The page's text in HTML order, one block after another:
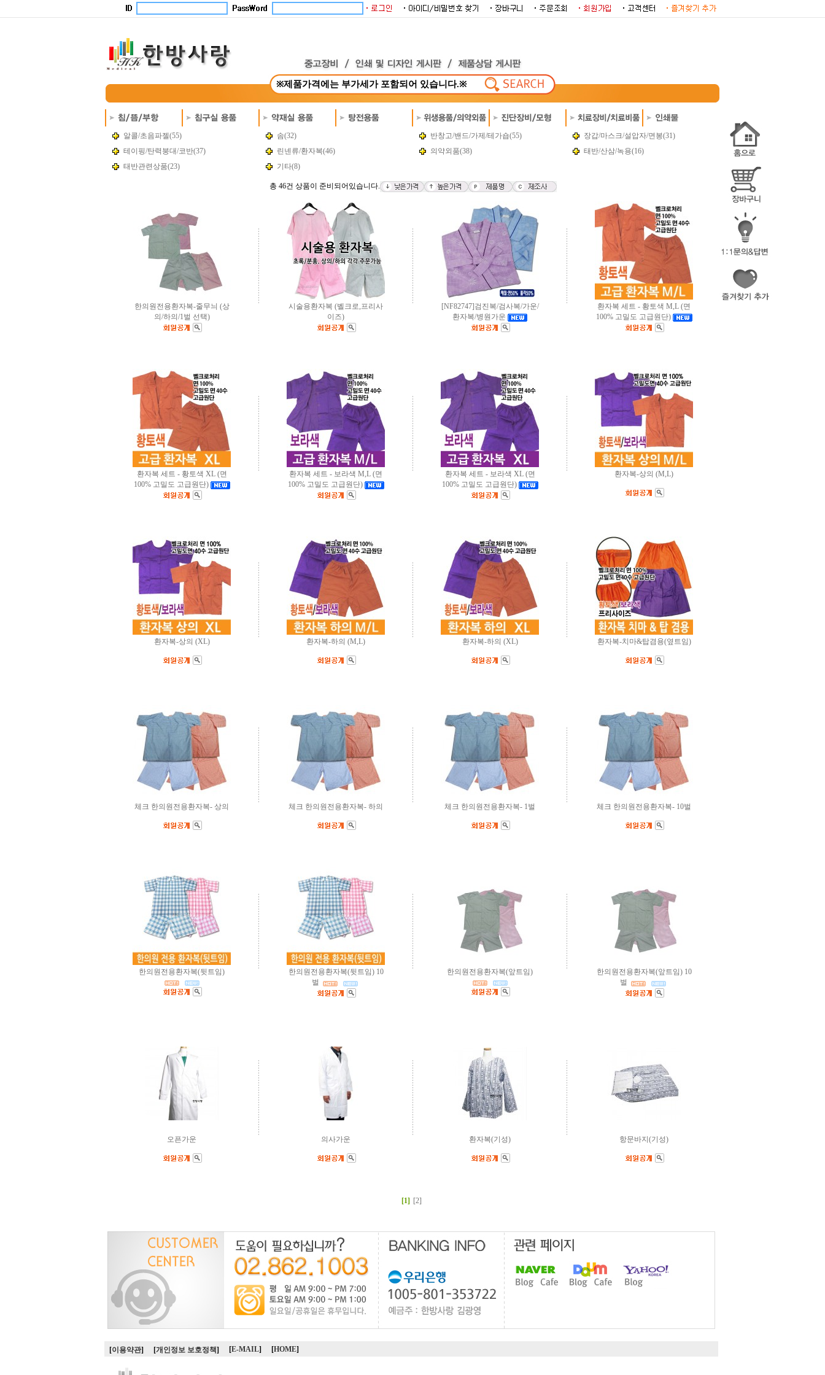
알콜/초음파젤(55) 솜(32) 반창고/밴드/가제/테가숍(55)
장갑/마스크/설압자/면봉(31)
테이핑/탄력붕대/코반(37)
린넨류/환자복(46) 의약외품(38)
태반/산삼/녹용(16)
태반관련상품(23)
기타(8)
총 46건 상품이 준비되어있습니다.
한의원전용환자복-줄무늬 (상
의/하의/1벌 선택)
시술용환자복 (벨크로,프리사
이즈)
[NF82747]검진복/검사복/가운/
환자복/병원가운
환자복 세트 - 황토색 M,L (면
100% 고밀도 고급원단)
환자복 세트 - 황토색 XL (면
100% 고밀도 고급원단)
환자복 세트 - 보라색 M,L (면
100% 고밀도 고급원단)
환자복 세트 - 보라색 XL (면
100% 고밀도 고급원단)
환자복-상의 (M,L)
환자복-상의 (XL) 환자복-하의 (M,L) 환자복-하의 (XL) 환자복-치마&탑겸용(옆트임)
체크 한의원전용환자복- 상의 체크 한의원전용환자복- 하의 체크 한의원전용환자복- 1벌 체크 한의원전용환자복- 10벌
한의원전용환자복(뒷트임)
한의원전용환자복(뒷트임) 10
벌
한의원전용환자복(앞트임)
한의원전용환자복(앞트임) 10
벌
오픈가운 의사가운 환자복(기성) 항문바지(기성)
[1] [2]
[이용약관] [개인정보 보호정책] [E-MAIL] [HOME]